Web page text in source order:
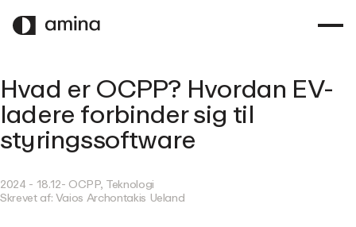
TIL
HOVEDINDHOLD
Hvad er OCPP? Hvordan EV-
ladere forbinder sig til
styringssoftware
2024 - 18.12- OCPP, Teknologi
Skrevet af:Vaios Archontakis Ueland